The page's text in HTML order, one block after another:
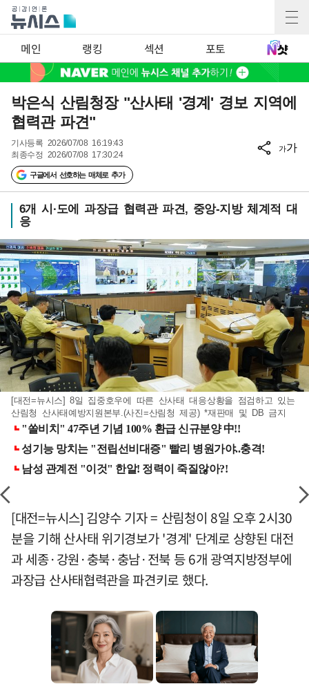
메인 랭킹 섹션 포토
박은식 산림청장 "산사태 '경계' 경보 지역에
협력관 파견"
기사등록 2026/07/08 16:19:43
최종수정 2026/07/08 17:30:24
구글에서 선호하는 매체로 추가
가가
6개 시·도에 과장급 협력관 파견, 중앙-지방 체계적 대
응
[대전=뉴시스] 8일 집중호우에 따른 산사태 대응상황을 점검하고 있는
산림청 산사태예방지원본부.(사진=산림청 제공) *재판매 및 DB 금지
[대전=뉴시스] 김양수 기자 = 산림청이 8일 오후 2시30
분을 기해 산사태 위기경보가 '경계' 단계로 상향된 대전
과 세종·강원·충북·충남·전북 등 6개 광역지방정부에
과장급 산사태협력관을 파견키로 했다.